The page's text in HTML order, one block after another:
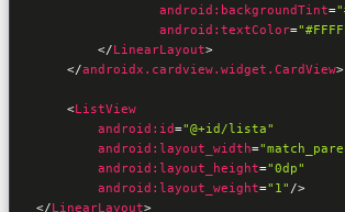
android:backgroundTint=
android:textColor=
</LinearLayout>
</androidx.cardview.widget.CardView>
<
android:id="@+id/lista"
android:layout_width=
android:layout_height="0dp"
android:layout_weight="1" />
</LinearLayout>